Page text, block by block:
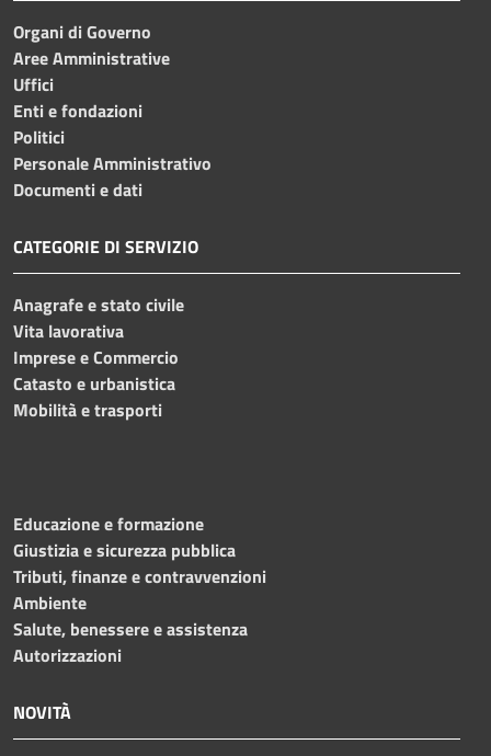
Organi di Governo
Aree Amministrative
Uffici
Enti e fondazioni
Politici
Personale Amministrativo
Documenti e dati
CATEGORIE DI SERVIZIO
Anagrafe e stato civile
Vita lavorativa
Imprese e Commercio
Catasto e urbanistica
Mobilità e trasporti
Educazione e formazione
Giustizia e sicurezza pubblica
Tributi, finanze e contravvenzioni
Ambiente
Salute, benessere e assistenza
Autorizzazioni
NOVITÀ